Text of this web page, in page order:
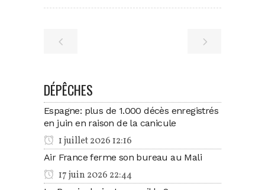
DÉPÊCHES
Espagne: plus de 1.000 décès enregistrés
en juin en raison de la canicule
1 juillet 2026 12:16
Air France ferme son bureau au Mali
17 juin 2026 22:44